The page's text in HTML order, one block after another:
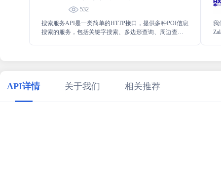
532
搜索服务API是一类简单的HTTP接口，提供多种POI信息
搜索的服务，包括关键字搜索、多边形查询、周边查
我
API详情 关于我们 相关推荐